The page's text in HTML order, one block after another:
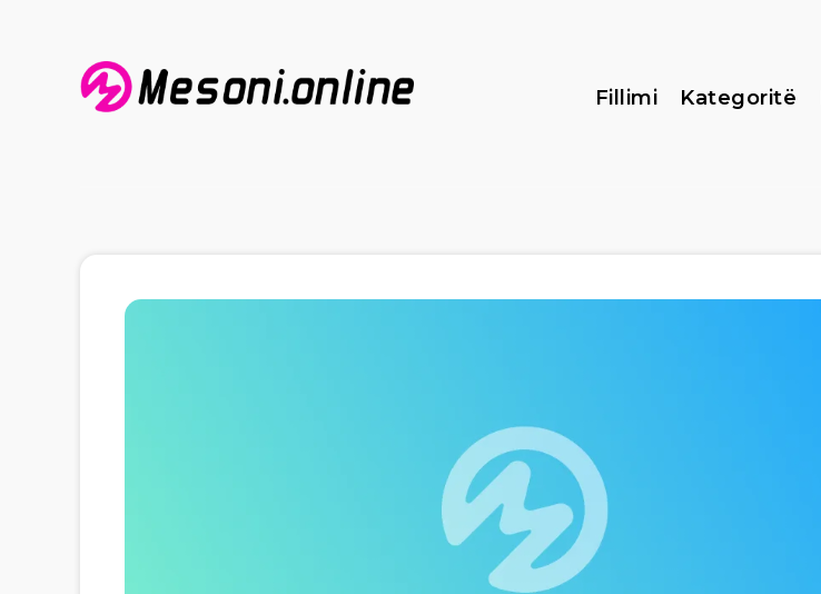
Fillimi Kategoritë